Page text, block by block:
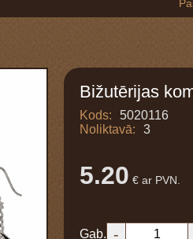
Bižutērijas
Kods:
5020116
Noliktavā:
3
5.20 € ar PVN.
Gab. -